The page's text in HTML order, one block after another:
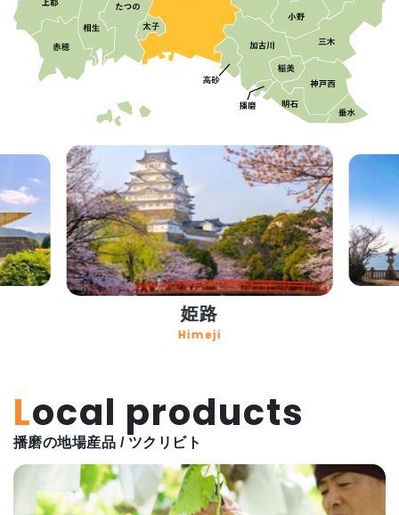
姫路
Himeji
Local products
播磨の地場産品 / ツクリビト